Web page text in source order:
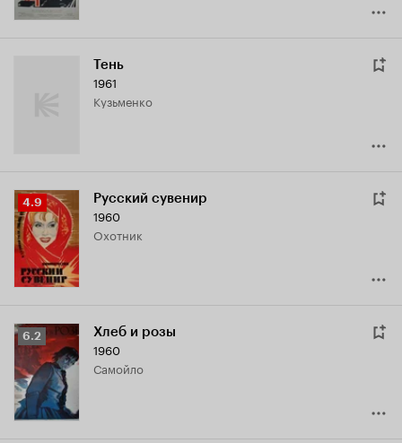
Тень
1961
Кузьменко
Рейтинг
Кинопоиска
4.9
4.9 Русский сувенир
1960
охотник
Рейтинг
Кинопоиска
6.2
6.2 Хлеб и розы
1960
Самойло